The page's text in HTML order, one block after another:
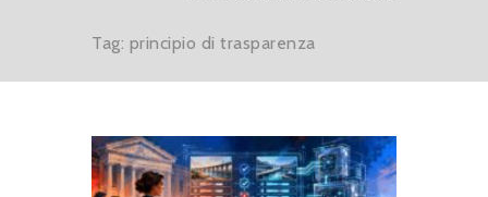
Tag: principio di trasparenza